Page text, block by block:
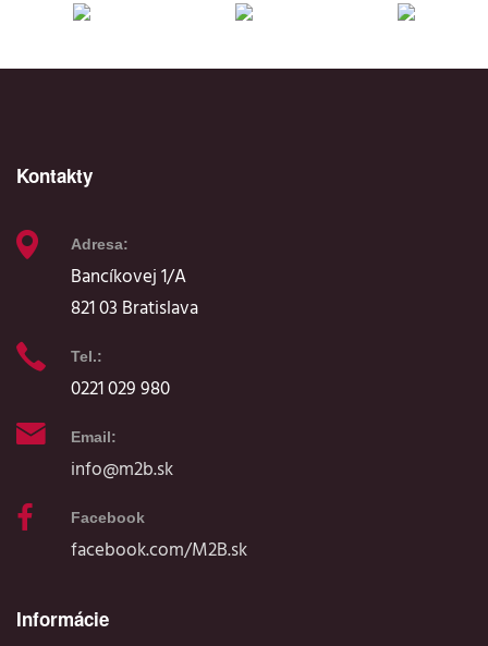
Kontakty
Adresa:
Bancíkovej 1/A
821 03 Bratislava
Tel.:
0221 029 980
Email:
info@m2b.sk
Facebook
facebook.com/M2B.sk
Informácie